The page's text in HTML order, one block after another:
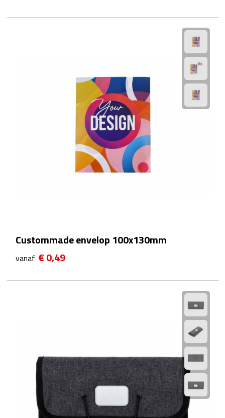
Fietssloten
Reisbekers
Thermosbekers
Sportflessen
Thermosflessen
Waterflesjes
Custommade envelop 100x130mm
vanaf € 0,49